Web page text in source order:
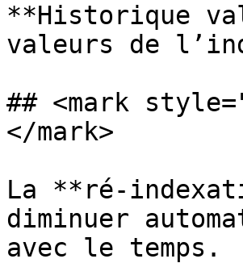
**Historique
valeurs de
## <mark
</mark>
La **ré-
diminuer
avec le temps.